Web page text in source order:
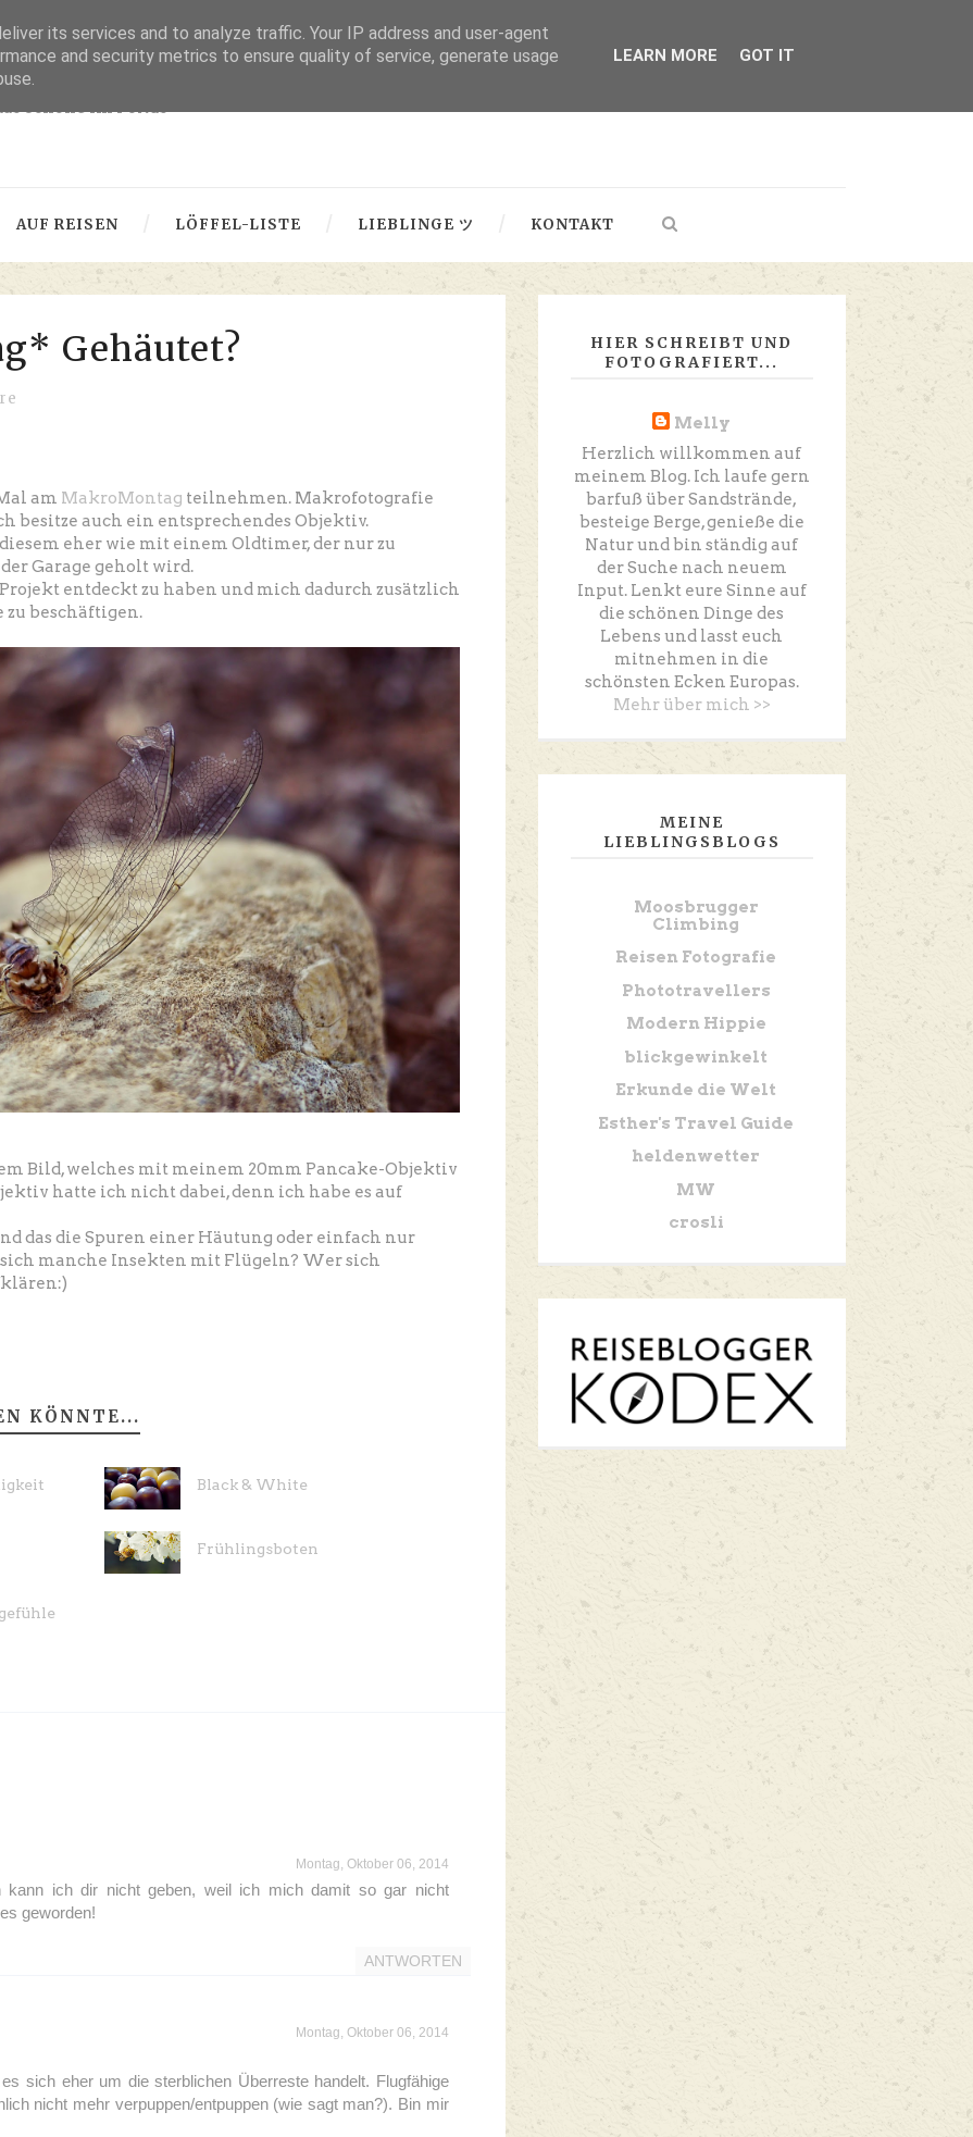
lensed eyes
AUF REISEN LÖFFEL-LISTE LIEBLINGE ツ KONTAKT
Gehäutet?
am MakroMontag teilnehmen. Makrofotografie
besitze auch ein entsprechendes Objektiv.
eher wie mit einem Oldtimer, der nur zu
Garage geholt wird.
entdeckt zu haben und mich dadurch zusätzlich
beschäftigen.
Bild, welches mit meinem 20mm Pancake-Objektiv
hatte ich nicht dabei, denn ich habe es auf
das die Spuren einer Häutung oder einfach nur
manche Insekten mit Flügeln? Wer sich
KÖNNTE...
Black & White
Frühlingsboten
Montag, Oktober 06, 2014
kann ich dir nicht geben, weil ich mich damit so gar nicht
geworden!
ANTWORTEN
Montag, Oktober 06, 2014
sich eher um die sterblichen Überreste handelt. Flugfähige
nicht mehr verpuppen/entpuppen (wie sagt man?). Bin mir
HIER SCHREIBT UND
FOTOGRAFIERT...
Melly
Herzlich willkommen auf
meinem Blog. Ich laufe gern
barfuß über Sandstrände,
besteige Berge, genieße die
Natur und bin ständig auf
der Suche nach neuem
Input. Lenkt eure Sinne auf
die schönen Dinge des
Lebens und lasst euch
mitnehmen in die
schönsten Ecken Europas.
Mehr über mich >>
MEINE
LIEBLINGSBLOGS
Moosbrugger
Climbing
Reisen Fotografie
Phototravellers
Modern Hippie
blickgewinkelt
Erkunde die Welt
Esther's Travel Guide
heldenwetter
MW
crosli
its services and to analyze traffic. Your IP address and user-agent
and security metrics to ensure quality of service, generate usage
LEARN MORE GOT IT